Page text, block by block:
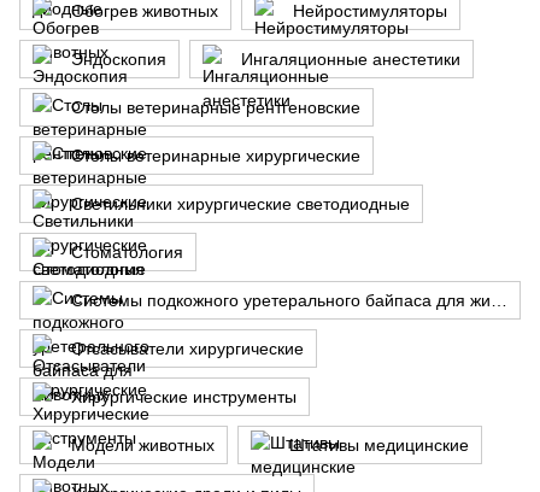
Обогрев животных Нейростимуляторы
Эндоскопия Ингаляционные анестетики
Столы ветеринарные рентгеновские
Столы ветеринарные хирургические
Светильники хирургические светодиодные
Стоматология
Отсасыватели хирургические
Хирургические инструменты
Модели животных Штативы медицинские